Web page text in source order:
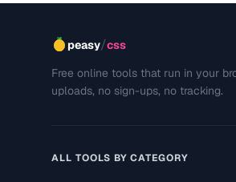
peasy/css
Free online tools that run in your
uploads, no sign-ups, no tracking.
ALL TOOLS BY CATEGORY